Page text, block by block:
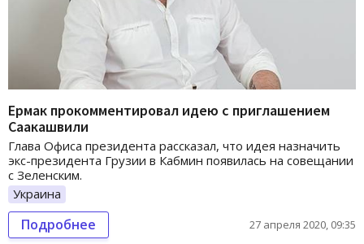
Ермак прокомментировал идею с приглашением
Саакашвили
Глава Офиса президента рассказал, что идея назначить
экс-президента Грузии в Кабмин появилась на совещании
с Зеленским.
Украина
Подробнее 27 апреля 2020, 09:35